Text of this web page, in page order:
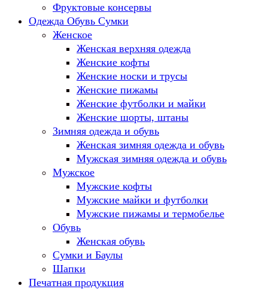
Фруктовые консервы
Одежда Обувь Сумки
Женское
Женская верхняя одежда
Женские кофты
Женские носки и трусы
Женские пижамы
Женские футболки и майки
Женские шорты, штаны
Зимняя одежда и обувь
Женская зимняя одежда и обувь
Мужская зимняя одежда и обувь
Мужское
Мужские кофты
Мужские майки и футболки
Мужские пижамы и термобелье
Обувь
Женская обувь
Сумки и Баулы
Шапки
Печатная продукция